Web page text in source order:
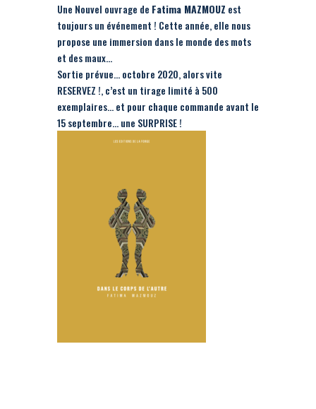
Une Nouvel ouvrage de Fatima MAZMOUZ est
toujours un événement ! Cette année, elle nous
propose une immersion dans le monde des mots
et des maux…
Sortie prévue… octobre 2020, alors vite
RESERVEZ !, c’est un tirage limité à 500
exemplaires… et pour chaque commande avant le
15 septembre… une SURPRISE !